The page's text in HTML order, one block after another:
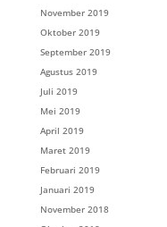
November 2019
Oktober 2019
September 2019
Agustus 2019
Juli 2019
Mei 2019
April 2019
Maret 2019
Februari 2019
Januari 2019
November 2018